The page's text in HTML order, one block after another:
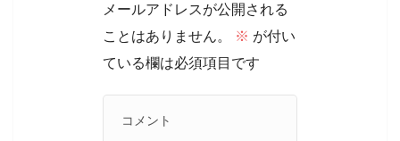
メールアドレスが公開される
ことはありません。
※ が付い
ている欄は必須項目です